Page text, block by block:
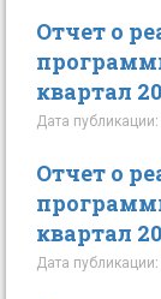
Отчет о
квартал
Дата публикации:
Отчет о
квартал
Дата публикации: